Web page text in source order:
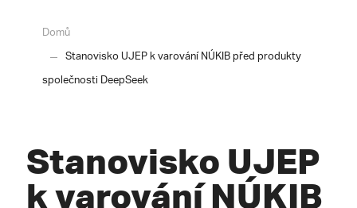
Domů
Stanovisko UJEP k varování NÚKIB před produkty
společnosti DeepSeek
Stanovisko UJEP
k varování NÚKIB